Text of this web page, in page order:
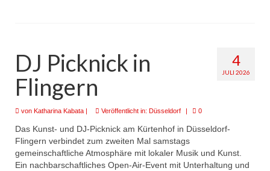
4
JULI 2026
DJ Picknick in
Flingern
von Katharina Kabata | Veröffentlicht in: Düsseldorf | 0
Das Kunst- und DJ-Picknick am Kürtenhof in Düsseldorf-
Flingern verbindet zum zweiten Mal samstags
gemeinschaftliche Atmosphäre mit lokaler Musik und Kunst.
Ein nachbarschaftliches Open-Air-Event mit Unterhaltung und